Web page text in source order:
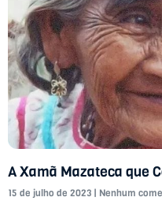
A Xamã Mazateca que
15 de julho de 2023 Nenhum